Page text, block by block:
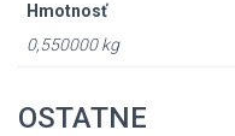
Hmotnosť
0,550000 kg
OSTATNE